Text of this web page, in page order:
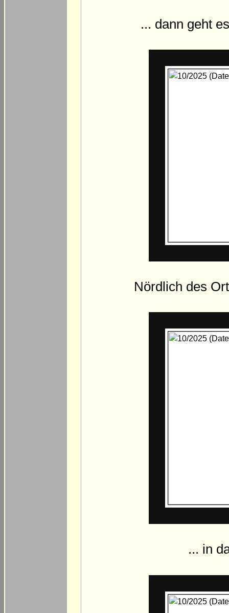
... dann geht
Nördlich des
... in